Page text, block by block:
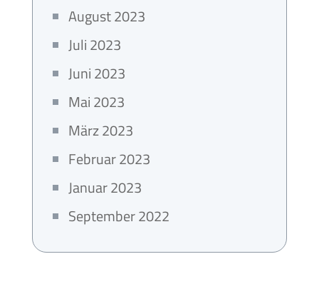
August 2023
Juli 2023
Juni 2023
Mai 2023
März 2023
Februar 2023
Januar 2023
September 2022